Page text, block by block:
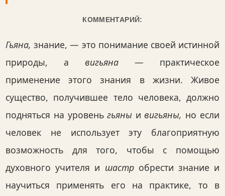
КОММЕНТАРИЙ:
Гьяна,знание, — это понимание своей истинной
природы, а вигьяна — практическое
применение этого знания в жизни. Живое
существо, получившее тело человека, должно
подняться на уровеньгьяны и вигьяны, но если
человек не использует эту благоприятную
возможность для того, чтобы с помощью
духовного учителя и шастробрести знание и
научиться применять его на практике, то в